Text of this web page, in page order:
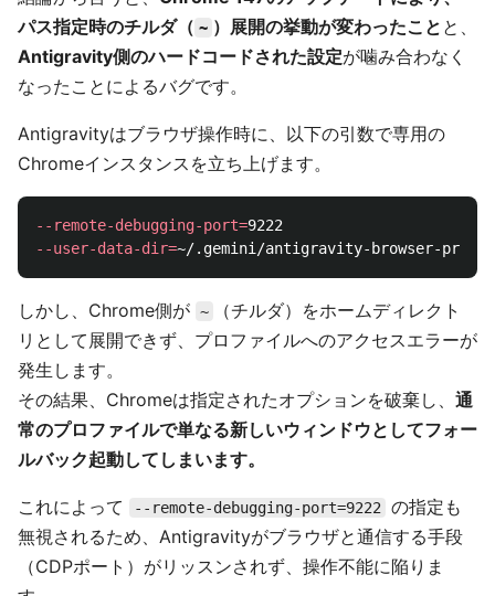
パス指定時のチルダ（ ~ ）展開の挙動が変わったこと と、
Antigravity側のハードコードされた設定が噛み合わなく
なったことによるバグです。
Antigravityはブラウザ操作時に、以下の引数で専用の
Chromeインスタンスを立ち上げます。
--remote-debugging-port=
--user-data-dir=
しかし、Chrome側が ~
（チルダ）をホームディレクト
リとして展開できず、プロファイルへのアクセスエラーが
発生します。
その結果、Chromeは指定されたオプションを破棄し、 通
常のプロファイルで単なる新しいウィンドウとしてフォー
ルバック起動してしまいます。
これによって --remote-debugging-port=9222
の指定も
無視されるため、Antigravityがブラウザと通信する手段
（CDPポート）がリッスンされず、操作不能に陥りま